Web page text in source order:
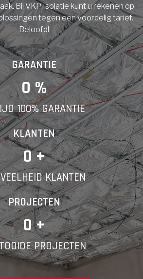
Volgende
Bij VKP Isolatie kunt u rekenen op
tegen een voordelig tarief.
Beloofd!
GARANTIE
0 %
100% GARANTIE
KLANTEN
0 +
KLANTEN
PROJECTEN
0 +
PROJECTEN